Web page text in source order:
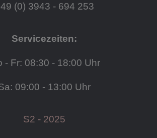
(0) 3943 - 694 253
Servicezeiten:
- Fr: 08:30 - 18:00 Uhr
09:00 - 13:00 Uhr
S2 - 2025